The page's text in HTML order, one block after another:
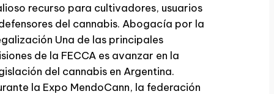
recurso para cultivadores, usuarios
del cannabis. Abogacía por la
Una de las principales
de la FECCA es avanzar en la
del cannabis en Argentina.
la Expo MendoCann, la federación